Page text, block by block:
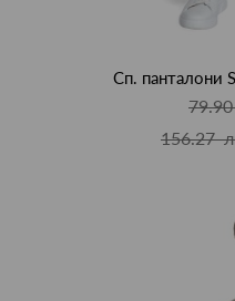
Сп. панталони
156.27